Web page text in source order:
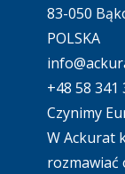
83-050
POLSKA
+48 58 341
Czynimy
W Ackurat
rozmawiać